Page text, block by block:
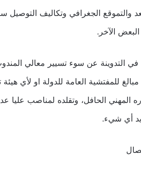
والتموقع الجغرافي وتكاليف التوصيل
الآخر.
في التدوينة عن سوء تسيير معالي
للمفتشية العامة للدولة او لأي
المهني الحافل، وتقلده لمناصب عليا
أي شيء.